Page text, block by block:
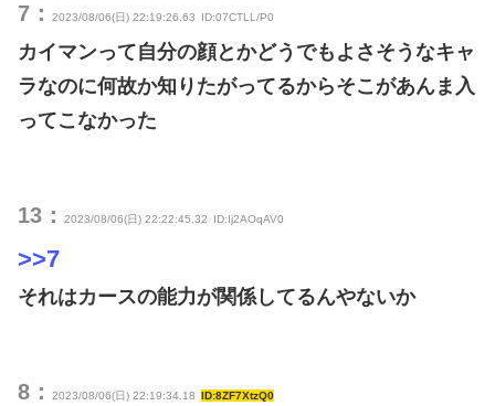
7： 2023/08/06(日) 22:19:26.63 ID:07CTLL/P0
カイマンって自分の顔とかどうでもよさそうなキャ
ラなのに何故か知りたがってるからそこがあんま入
ってこなかった
13： 2023/08/06(日) 22:22:45.32 ID:Ij2AOqAV0
>>7
それはカースの能力が関係してるんやないか
8： 2023/08/06(日) 22:19:34.18 ID:8ZF7XtzQ0